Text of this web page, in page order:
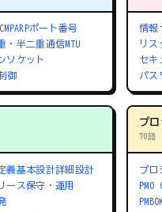
ARPポート番号
・半二重通信MTU
ソケット
御
情報
リス
セキ
パス
義基本設計詳細設計
ース保守・運用
プ
70語
プロ
PMO